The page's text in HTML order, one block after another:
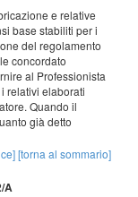
e relative
base stabiliti per i
del regolamento
concordato
al Professionista
relativi elaborati
Quando il
già detto
[torna al sommario]
A